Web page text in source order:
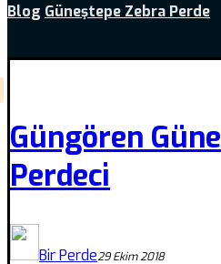
Blog Güneştepe Zebra Perde
Güngören
Perdeci
Bir Perde29 Ekim 2018